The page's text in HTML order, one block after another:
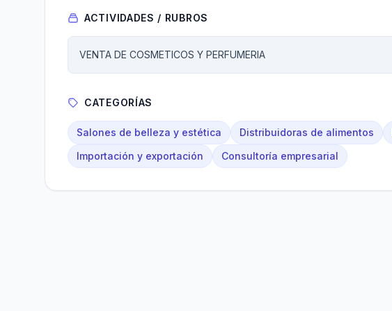
ACTIVIDADES / RUBROS
VENTA DE COSMETICOS Y PERFUMERIA
CATEGORÍAS
Salones de belleza y estética Distribuidoras de alimentos
Importación y exportación
Consultoría empresarial